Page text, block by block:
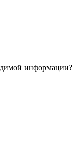
информации?